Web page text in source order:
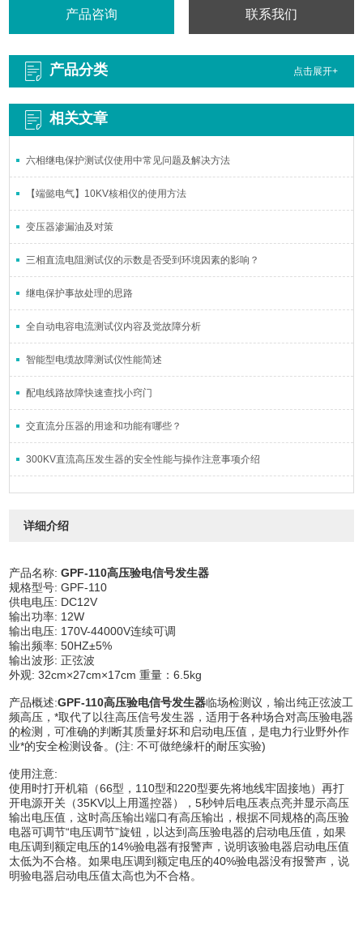
产品咨询 联系我们
产品分类 点击展开+
相关文章
六相继电保护测试仪使用中常见问题及解决方法
【端懿电气】10KV核相仪的使用方法
变压器渗漏油及对策
三相直流电阻测试仪的示数是否受到环境因素的影响？
继电保护事故处理的思路
全自动电容电流测试仪内容及觉故障分析
智能型电缆故障测试仪性能简述
配电线路故障快速查找小窍门
交直流分压器的用途和功能有哪些？
300KV直流高压发生器的安全性能与操作注意事项介绍
详细介绍
产品名称:GPF-110高压验电信号发生器
规格型号: GPF-110
供电电压: DC12V
输出功率: 12W
输出电压: 170V-44000V连续可调
输出频率: 50HZ±5%
输出波形: 正弦波
外观: 32cm×27cm×17cm 重量：6.5kg
产品概述:GPF-110高压验电信号发生器临场检测议，输出纯正弦波工
频高压，*取代了以往高压信号发生器，适用于各种场合对高压验电器
的检测，可准确的判断其质量好坏和启动电压值，是电力行业野外作
业*的安全检测设备。(注: 不可做绝缘杆的耐压实验)
使用注意:
使用时打开机箱（66型，110型和220型要先将地线牢固接地）再打
开电源开关（35KV以上用遥控器），5秒钟后电压表点亮并显示高压
输出电压值，这时高压输出端口有高压输出，根据不同规格的高压验
电器可调节“电压调节”旋钮，以达到高压验电器的启动电压值，如果
电压调到额定电压的14%验电器有报警声，说明该验电器启动电压值
太低为不合格。如果电压调到额定电压的40%验电器没有报警声，说
明验电器启动电压值太高也为不合格。